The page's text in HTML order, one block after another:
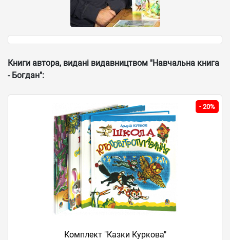
Книги автора, видані видавництвом "Навчальна книга
- Богдан":
- 20%
Комплект "Казки Куркова"